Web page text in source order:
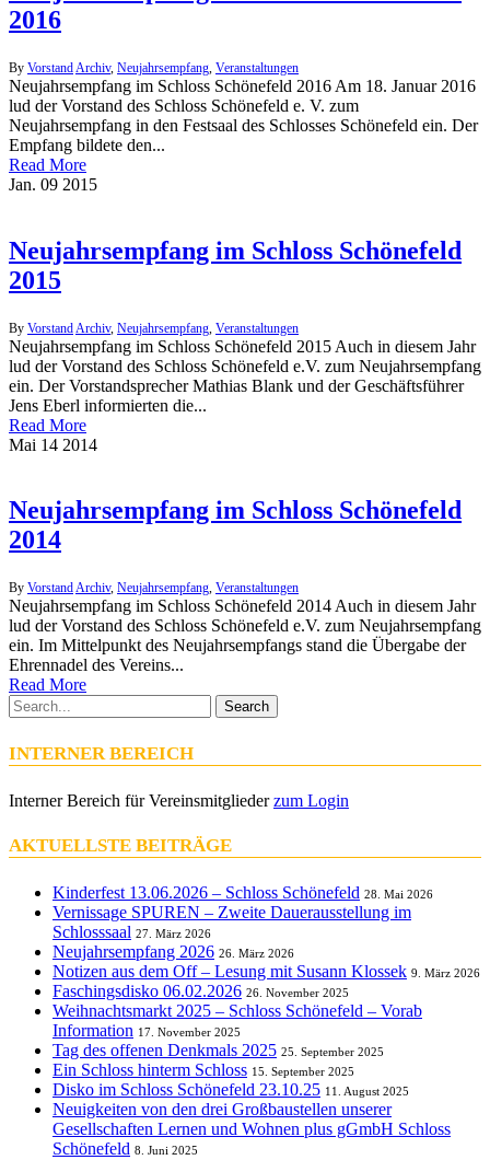
2016
By Vorstand Archiv, Neujahrsempfang Veranstaltungen
Neujahrsempfang im Schloss Schönefeld 2016 Am 18. Januar 2016
lud der Vorstand des Schloss Schönefeld e. V. zum
Neujahrsempfang in den Festsaal des Schlosses Schönefeld ein. Der
Empfang bildete den...
Read More
Jan. 09 2015
Neujahrsempfang im Schloss Schönefeld
2015
By Vorstand Archiv, Neujahrsempfang Veranstaltungen
Neujahrsempfang im Schloss Schönefeld 2015 Auch in diesem Jahr
lud der Vorstand des Schloss Schönefeld e.V. zum Neujahrsempfang
ein. Der Vorstandsprecher Mathias Blank und der Geschäftsführer
Jens Eberl informierten die...
Read More
Mai 14 2014
Neujahrsempfang im Schloss Schönefeld
2014
By VorstandArchiv, Neujahrsempfang, Veranstaltungen
Neujahrsempfang im Schloss Schönefeld 2014 Auch in diesem Jahr
lud der Vorstand des Schloss Schönefeld e.V. zum Neujahrsempfang
ein. Im Mittelpunkt des Neujahrsempfangs stand die Übergabe der
Ehrennadel des Vereins...
Read More
Search
INTERNER BEREICH
Interner Bereich für Vereinsmitgliederzum Login
AKTUELLSTE BEITRÄGE
Kinderfest 13.06.2026 – Schloss Schönefeld 28. Mai 2026
Vernissage SPUREN – Zweite Dauerausstellung im
Schlosssaal 27. März 2026
Neujahrsempfang 2026 26. März 2026
Notizen aus dem Off – Lesung mit Susann Klossek 9. März 2026
Faschingsdisko 06.02.2026 26. November 2025
Weihnachtsmarkt 2025 – Schloss Schönefeld – Vorab
Information 17. November 2025
Tag des offenen Denkmals 2025 25. September 2025
Ein Schloss hinterm Schloss 15. September 2025
Disko im Schloss Schönefeld 23.10.25 11. August 2025
Neuigkeiten von den drei Großbaustellen unserer
Gesellschaften Lernen und Wohnen plus gGmbH Schloss
Schönefeld 8. Juni 2025